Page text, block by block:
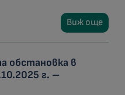
Виж още
обстановка в
г. –